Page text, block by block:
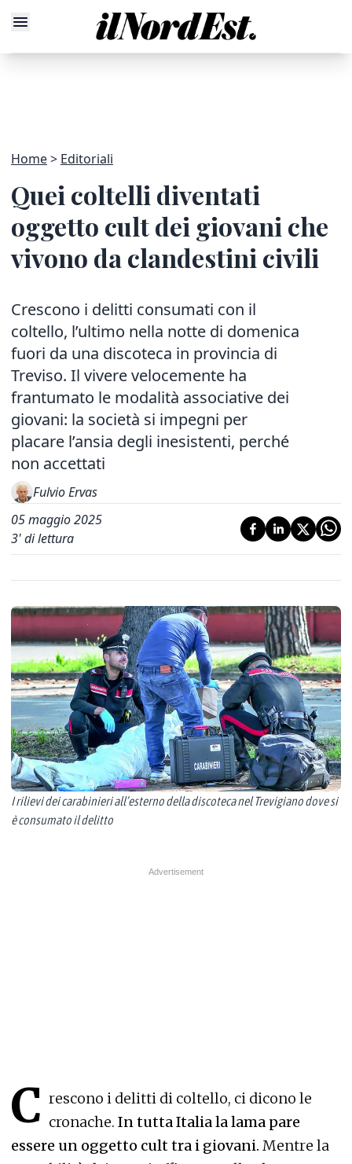
Home Editoriali
Quei coltelli diventati
oggetto cult dei giovani che
vivono da clandestini civili
Crescono i delitti consumati con il
coltello, l’ultimo nella notte di domenica
fuori da una discoteca in provincia di
Treviso. Il vivere velocemente ha
frantumato le modalità associative dei
giovani: la società si impegni per
placare l’ansia degli inesistenti, perché
non accettati
Fulvio Ervas
05 maggio 2025
3' di lettura
I rilievi dei carabinieri all’esterno della discoteca nel Trevigiano dove si
è consumato il delitto
C rescono i delitti di coltello, ci dicono le
cronache. In tutta Italia la lama pare
essere un oggetto cult tra i giovani. Mentre la